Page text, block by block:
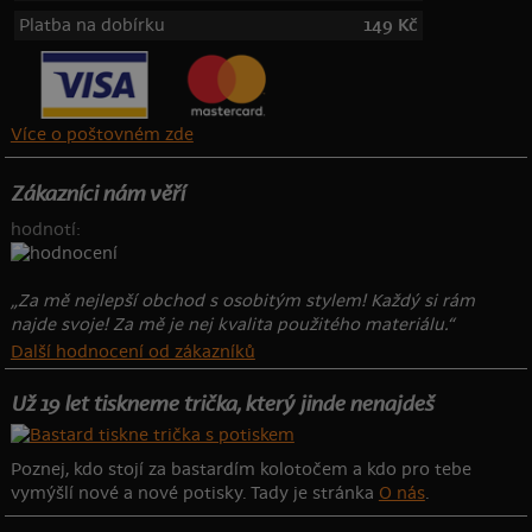
Platba na dobírku
149 Kč
Více o poštovném zde
Zákazníci nám věří
hodnotí:
„Za mě nejlepší obchod s osobitým stylem! Každý si rám
najde svoje! Za mě je nej kvalita použitého materiálu.“
Další hodnocení od zákazníků
Už 19 let tiskneme trička, který jinde nenajdeš
Poznej, kdo stojí za bastardím kolotočem a kdo pro tebe
vymýšlí nové a nové potisky. Tady je stránka O nás.